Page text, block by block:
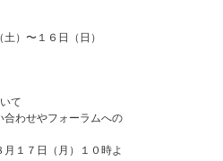
）〜１６日（日）
て
わせやフォーラムへの
１７日（月）１０時よ